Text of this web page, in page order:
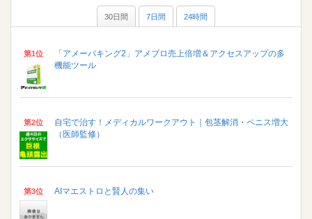
30日間 7日間 24時間
第1位
「アメーバキング2」アメブロ売上倍増＆アクセスアップの多
機能ツール
第2位
自宅で治す！メディカルワークアウト｜包茎解消・ペニス増大
（医師監修）
第3位 AIマエストロと賢人の集い